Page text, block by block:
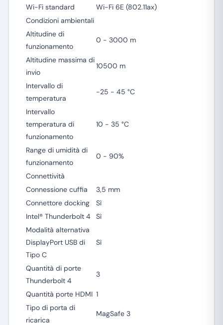
Wi-Fi standard
Wi-Fi 6E (802.11ax)
Condizioni ambientali
Altitudine di
funzionamento
0 - 3000 m
Altitudine massima di
invio
10500 m
Intervallo di
temperatura
-25 - 45 °C
Intervallo
temperatura di
funzionamento
10 - 35 °C
Range di umidità di
funzionamento
0 - 90%
Connettività
Connessione cuffia
3,5 mm
Connettore docking
Sì
Intel® Thunderbolt 4
Sì
Modalità alternativa
DisplayPort USB di
Tipo C
Sì
Quantità di porte
Thunderbolt 4
3
Quantità porte HDMI 1
Tipo di porta di
ricarica
MagSafe 3